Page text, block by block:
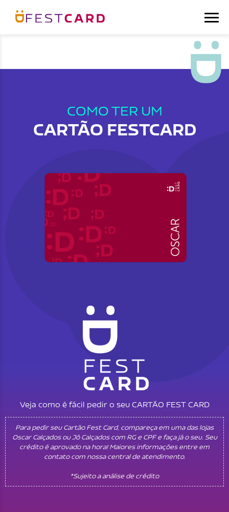
COMO TER UM
CARTÃO FESTCARD
Veja como é fácil pedir o seu CARTÃO FEST CARD
Para pedir seu Cartão Fest Card, compareça em uma das lojas
Oscar Calçados ou Jô Calçados com RG e CPF e faça já o seu. Seu
crédito é aprovado na hora! Maiores informações entre em
contato com nossa central de atendimento.
*Sujeito a análise de crédito